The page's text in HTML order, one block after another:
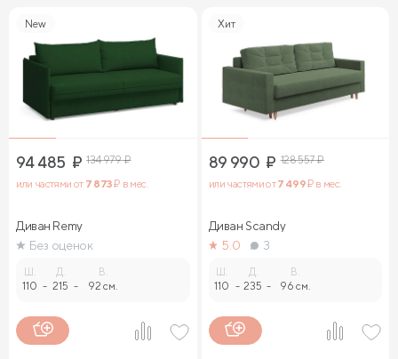
New
94 485 ₽ 134 979₽
или частями от 7 873₽ в мес.
Диван Remy
Без оценок
110 -
Д.
215 -
В.
92 см.
Хит
89 990 ₽ 128 557₽
или частями от7 499₽ в мес.
Диван Sсandy
5.0
3
110 -
Д.
235 -
В.
96 см.